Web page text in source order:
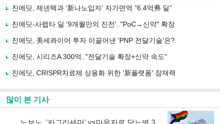
로
기
사
유
기
진에딧, 제넨텍과 ‘新나노입자’ 자가면역 "6.4억弗 딜"
진에딧-사렙타 딜 '9개월만의 진전'.."PoC→신약" 확장
진에딧, 美세콰이어 투자 이끌어낸 'PNP 전달기술'은?
진에딧, 시리즈A 300억.."전달기술 확장+신약 속도"
진에딧, CRISPR치료제 상용화 위한 '新플랫폼' 잠재력
많이 본 기사
노보노, '카그리세마' vs마운자로 당뇨병 3